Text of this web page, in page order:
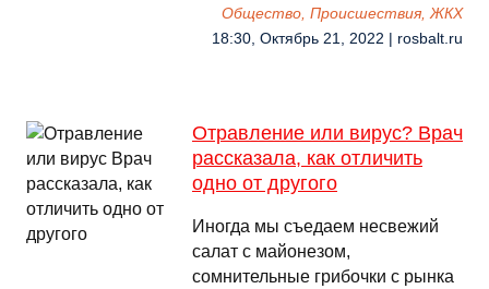
Общество, Происшествия, ЖКХ
18:30, Октябрь 21, 2022 | rosbalt.ru
Отравление или вирус? Врач
рассказала, как отличить
одно от другого
Иногда мы съедаем несвежий
салат с майонезом,
сомнительные грибочки с рынка